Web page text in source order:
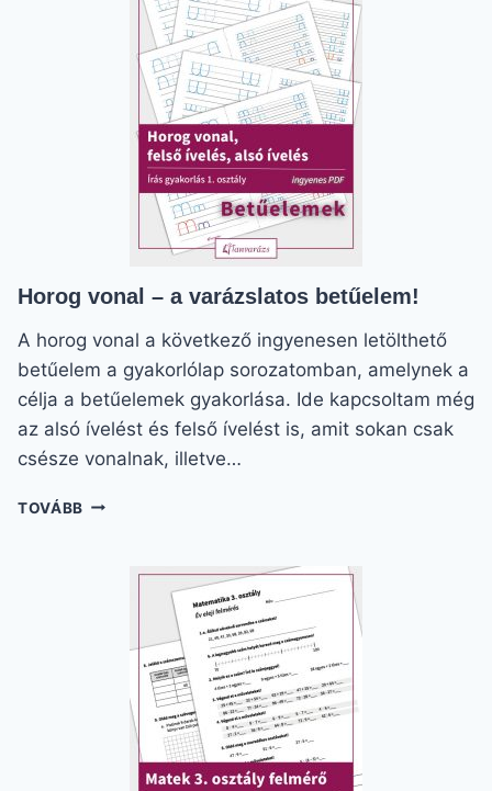
MAGÁNHANGZÓK
MÁSSALHANGZÓK
NYOMÁBAN
Horog vonal – a varázslatos betűelem!
A horog vonal a következő ingyenesen letölthető
betűelem a gyakorlólap sorozatomban, amelynek a
célja a betűelemek gyakorlása. Ide kapcsoltam még
az alsó ívelést és felső ívelést is, amit sokan csak
csésze vonalnak, illetve…
TOVÁBB HOROG
VARÁZSLATOS